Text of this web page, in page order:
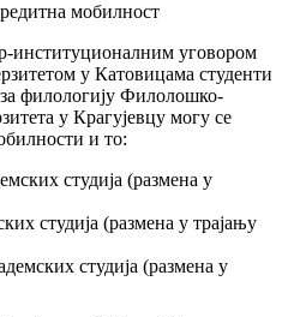
мобилност
институционалним уговором
у Катовицама студенти
филологију Филолошко-
у Крагујевцу могу се
и то:
студија (размена у
студија (размена у трајању
студија (размена у